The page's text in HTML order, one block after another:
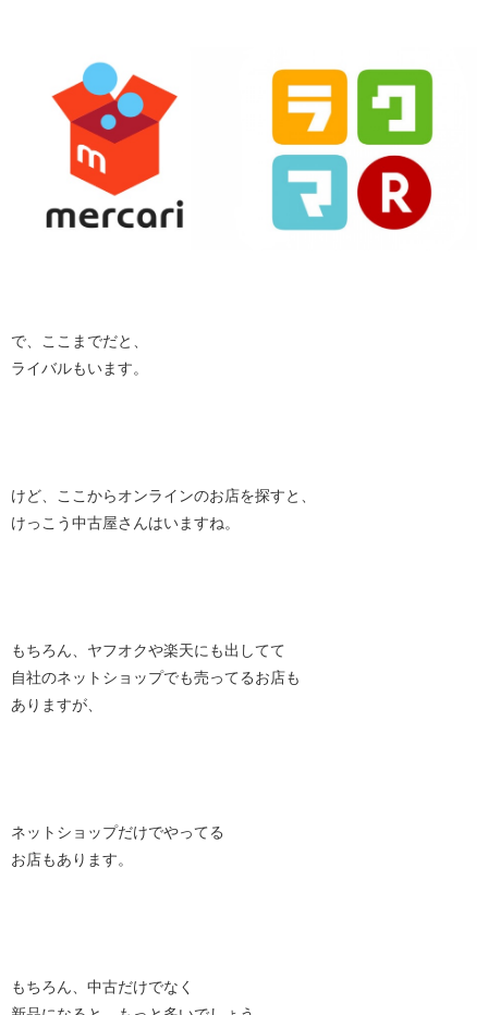
で、ここまでだと、
ライバルもいます。
けど、ここからオンラインのお店を探すと、
けっこう中古屋さんはいますね。
もちろん、ヤフオクや楽天にも出してて
自社のネットショップでも売ってるお店も
ありますが、
ネットショップだけでやってる
お店もあります。
もちろん、中古だけでなく